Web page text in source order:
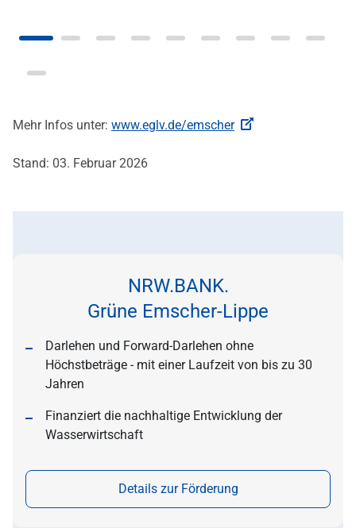
Mehr Infos unter: www.eglv.de/emscher
Stand: 03. Februar 2026
NRW.BANK.
Grüne Emscher-Lippe
Darlehen und Forward-Darlehen ohne
Höchstbeträge - mit einer Laufzeit von bis zu 30
Jahren
Finanziert die nachhaltige Entwicklung der
Wasserwirtschaft
Details zur Förderung